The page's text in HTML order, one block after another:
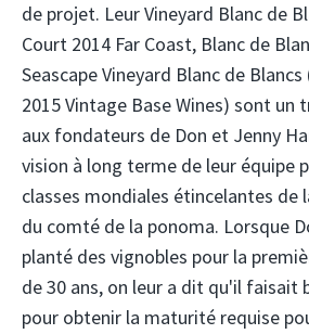
de projet. Leur Vineyard Blanc de
Court 2014 Far Coast, Blanc de
Seascape Vineyard Blanc de
2015 Vintage Base Wines) sont
aux fondateurs de Don et Jenny
vision à long terme de leur équipe
classes mondiales étincelantes de
du comté de la ponoma. Lorsque
planté des vignobles pour la
de 30 ans, on leur a dit qu'il faisait
pour obtenir la maturité requise